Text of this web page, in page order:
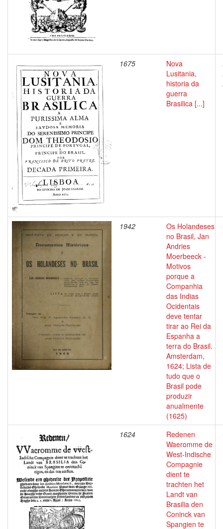
1675
Nova
Lusitania,
historia da
guerra
Brasilica [...]
1942
Os Holandeses
no Brasil, Jan
Andries
Moerbeeck -
Motivos
porque a
Companhia
das Indias
Ocidentais
deve tentar
tirar ao Rei da
Espanha a
terra do Brasil.
Amsterdam,
1624; Lista de
tudo que o
Brasil pode
produzir
anualmente
(1625)
1624
Redenen
Waeromme de
West-Indische
Compagnie
dient te
trachten het
Landt van
Brasilia den
Coninck van
Spangien te